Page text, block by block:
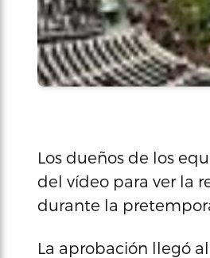
Los dueños de los
del vídeo para ver la
durante la
La aprobación llegó